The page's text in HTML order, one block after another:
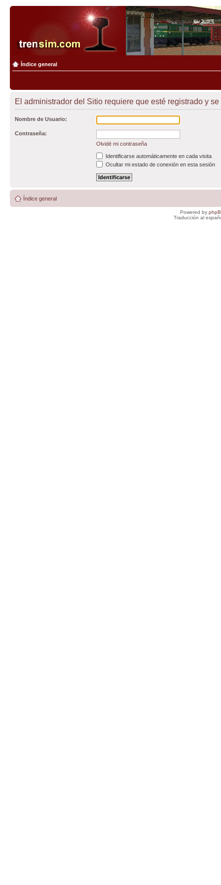
Índice general
El administrador del Sitio requiere que esté registrado y
Nombre de Usuario:
Contraseña:
Olvidé mi contraseña
Identificarse automáticamente en cada visita
Ocultar mi estado de conexión en esta sesión
Índice general
Powered by
Traducción al